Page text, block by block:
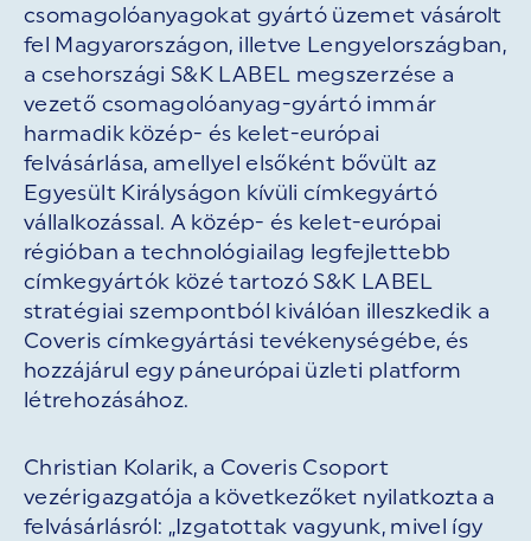
csomagolóanyagokat gyártó üzemet vásárolt
fel Magyarországon, illetve Lengyelországban,
a csehországi S&K LABEL megszerzése a
vezető csomagolóanyag-gyártó immár
harmadik közép- és kelet-európai
felvásárlása, amellyel elsőként bővült az
Egyesült Királyságon kívüli címkegyártó
vállalkozással. A közép- és kelet-európai
régióban a technológiailag legfejlettebb
címkegyártók közé tartozó S&K LABEL
stratégiai szempontból kiválóan illeszkedik a
Coveris címkegyártási tevékenységébe, és
hozzájárul egy páneurópai üzleti platform
létrehozásához.
Christian Kolarik, a Coveris Csoport
vezérigazgatója a következőket nyilatkozta a
felvásárlásról: „Izgatottak vagyunk, mivel így